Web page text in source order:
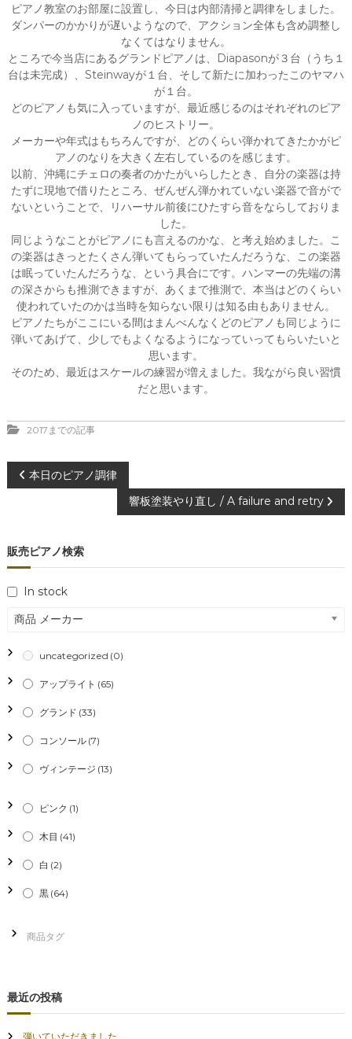
ピアノ教室のお部屋に設置し、今日は内部清掃と調律をしました。
ダンパーのかかりが遅いようなので、アクション全体も含め調整し
なくてはなりません。
ところで今当店にあるグランドピアノは、Diapasonが３台（うち１
台は未完成）、Steinwayが１台、そして新たに加わったこのヤマハ
が１台。
どのピアノも気に入っていますが、最近感じるのはそれぞれのピア
ノのヒストリー。
メーカーや年式はもちろんですが、どのくらい弾かれてきたかがピ
アノのなりを大きく左右しているのを感じます。
以前、沖縄にチェロの奏者のかたがいらしたとき、自分の楽器は持
たずに現地で借りたところ、ぜんぜん弾かれていない楽器で音がで
ないということで、リハーサル前後にひたすら音をならしておりま
した。
同じようなことがピアノにも言えるのかな、と考え始めました。こ
の楽器はきっとたくさん弾いてもらっていたんだろうな、この楽器
は眠っていたんだろうな、という具合にです。ハンマーの先端の溝
の深さからも推測できますが、あくまで推測で、本当はどのくらい
使われていたのかは当時を知らない限りは知る由もありません。
ピアノたちがここにいる間はまんべんなくどのピアノも同じように
弾いてあげて、少しでもよくなるようになっていってもらいたいと
思います。
そのため、最近はスケールの練習が増えました。我ながら良い習慣
だと思います。
2017までの記事
投
ナ
ビ
ゲ
ー
シ
ョ
ン
本日のピアノ調律
響板塗装やり直し / A failure and retry
販売ピアノ検索
In stock
商品 メーカー
uncategorized (0)
アップライト (65)
グランド (33)
コンソール (7)
ヴィンテージ (13)
ピンク (1)
木目 (41)
白 (2)
黒 (64)
最近の投稿
弾いていただきました